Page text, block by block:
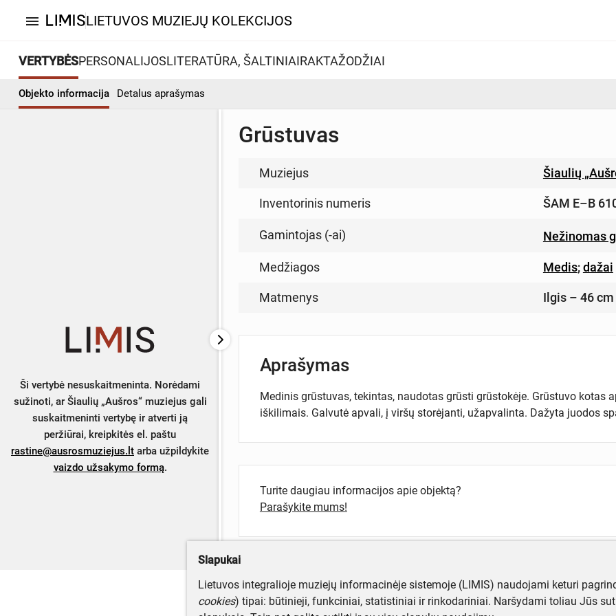
menu LIETUVOS MUZIEJŲ KOLEKCIJOS
VERTYBĖSPERSONALIJOSLITERATŪRA, ŠALTINIAIRAKTAŽODŽIAI
Objekto informacija Detalus aprašymas
Ši vertybė nesuskaitmeninta. Norėdami
sužinoti, ar Šiaulių „Aušros“ muziejus gali
suskaitmeninti vertybę ir atverti ją
peržiūrai, kreipkitės el. paštu
rastine@ausrosmuziejus.lt arba užpildykite
vaizdo užsakymo formą.
Grūstuvas
Muziejus Šiaulių
Inventorinis numeris ŠAM E–B
Gamintojas (-ai) Nežinomas
Medžiagos Medis;dažai
Matmenys Ilgis – 46 cm
Aprašymas
Medinis grūstuvas, tekintas, naudotas grūsti grūstokėje. Grūstuvo kotas
iškilimais. Galvutė apvali, į viršų storėjanti, užapvalinta. Dažyta juodos
Turite daugiau informacijos apie objektą?
Parašykite mums!
Slapukai
Lietuvos integralioje muziejų informacinėje sistemoje (LIMIS) naudojami keturi
cookies) tipai: būtinieji, funkciniai, statistiniai ir rinkodariniai. Naršydami toliau Jūs